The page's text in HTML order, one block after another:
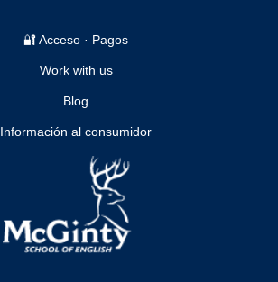
🔐 Acceso · Pagos
Work with us
Blog
Información al consumidor